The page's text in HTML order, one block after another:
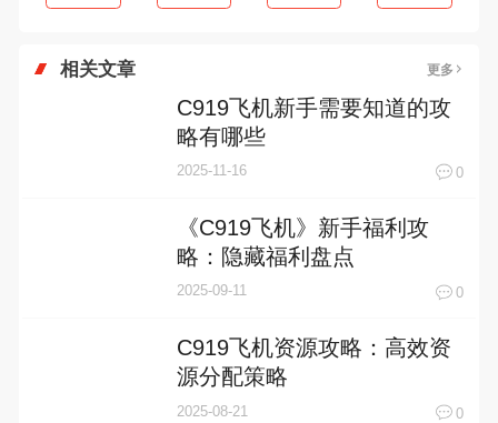
相关文章 更多
C919飞机新手需要知道的攻
略有哪些
2025-11-16 0
《C919飞机》新手福利攻
略：隐藏福利盘点
2025-09-11 0
C919飞机资源攻略：高效资
源分配策略
2025-08-21 0